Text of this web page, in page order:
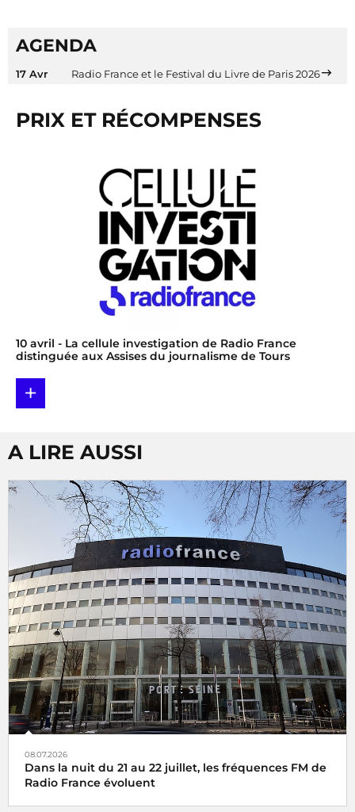
AGENDA
17 Avr Radio France et le Festival du Livre de Paris 2026
PRIX ET RÉCOMPENSES
10 avril - La cellule investigation de Radio France
distinguée aux Assises du journalisme de Tours
+
A LIRE AUSSI
08.07.2026
Dans la nuit du 21 au 22 juillet, les fréquences FM de
Radio France évoluent